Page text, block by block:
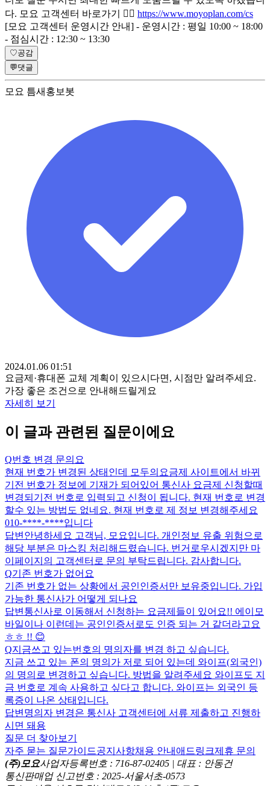
다. 모요 고객센터 바로가기 👉🏻 https://www.moyoplan.com/cs
[모요 고객센터 운영시간 안내] - 운영시간 : 평일 10:00 ~ 18:00
- 점심시간 : 12:30 ~ 13:30
♡공감
💬댓글
모요 틈새홍보봇
2024.01.06 01:51
요금제·휴대폰 교체 계획이 있으시다면, 시점만 알려주세요.
가장 좋은 조건으로 안내해드릴게요
자세히 보기
이 글과 관련된 질문이에요
Q번호 변경 문의요
현재 번호가 변경된 상태인데 모두의요금제 사이트에서 바뀌
기전 번호가 정보에 기재가 되어있어 통신사 요금제 신청할때
변경되기전 번호로 입력되고 신청이 됩니다. 현재 번호로 변경
할수 있는 방법도 없네요. 현재 번호로 제 정보 변경해주세요
010-****-****입니다
답변 안녕하세요 고객님, 모요입니다. 개인정보 유출 위험으로
해당 부분은 마스킹 처리해드렸습니다. 번거로우시겠지만 마
이페이지의 고객센터로 문의 부탁드립니다. 감사합니다.
Q기존 번호가 없어요
기존 번호가 없는 상황에서 공인인증서만 보유중입니다. 가입
가능한 통신사가 어떻게 되나요
답변 통신사로 이동해서 신청하는 요금제들이 있어요!! 에이모
바일이나 이런데는 공인인증서로도 인증 되는 거 같더라고요
ㅎㅎ !! 😊
Q지금쓰고 있는번호의 명의자를 변경 하고 싶습니다.
지금 쓰고 있는 폰의 명의가 저로 되어 있는데 와이프(외국인)
의 명의로 변경하고 싶습니다. 방법을 알려주세요 와이프도 지
금 번호로 계속 사용하고 싶다고 합니다. 와이프는 외국인 등
록증이 나온 상태입니다.
답변 명의자 변경은 통신사 고객센터에 서류 제출하고 진행하
시면 돼용
질문 더 찾아보기
자주 묻는 질문가이드공지사항채용 안내 애드링크제휴 문의
(주)모요사업자등록번호 : 716-87-02405 | 대표 : 안동건
통신판매업 신고번호 : 2025-서울서초-0573